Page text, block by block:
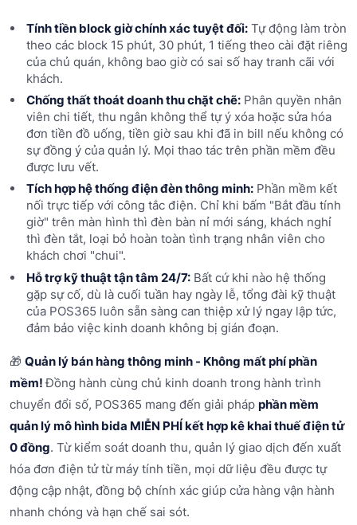
Tính tiền block giờ chính xác tuyệt đối:Tự động làm tròn
theo các block 15 phút, 30 phút, 1 tiếng theo cài đặt riêng
của chủ quán, không bao giờ có sai số hay tranh cãi với
khách.
Chống thất thoát doanh thu chặt chẽ:Phân quyền nhân
viên chi tiết, thu ngân không thể tự ý xóa hoặc sửa hóa
đơn tiền đồ uống, tiền giờ sau khi đã in bill nếu không có
sự đồng ý của quản lý. Mọi thao tác trên phần mềm đều
được lưu vết.
Tích hợp hệ thống điện đèn thông minh:Phần mềm kết
nối trực tiếp với công tắc điện. Chỉ khi bấm "Bắt đầu tính
giờ" trên màn hình thì đèn bàn nỉ mới sáng, khách nghỉ
thì đèn tắt, loại bỏ hoàn toàn tình trạng nhân viên cho
khách chơi "chui".
Hỗ trợ kỹ thuật tận tâm 24/7:Bất cứ khi nào hệ thống
gặp sự cố, dù là cuối tuần hay ngày lễ, tổng đài kỹ thuật
của POS365 luôn sẵn sàng can thiệp xử lý ngay lập tức,
đảm bảo việc kinh doanh không bị gián đoạn.
🎁 Quản lý bán hàng thông minh - Không mất phí phần
mềm!Đồng hành cùng chủ kinh doanh trong hành trình
chuyển đổi số, POS365 mang đến giải pháp phần mềm
quản lý mô hình bida MIỄN PHÍ kết hợp kê khai thuế điện tử
0 đồng. Từ kiểm soát doanh thu, quản lý giao dịch đến xuất
hóa đơn điện tử từ máy tính tiền, mọi dữ liệu đều được tự
động cập nhật, đồng bộ chính xác giúp cửa hàng vận hành
nhanh chóng và hạn chế sai sót.